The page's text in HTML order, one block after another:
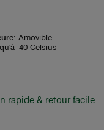
: Amovible
-40 Celsius
rapide & retour facile